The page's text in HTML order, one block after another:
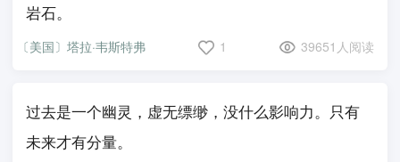
岩石。
〔美国〕塔拉·韦斯特弗 1 39651人阅读
过去是一个幽灵，虚无缥缈，没什么影响力。只有
未来才有分量。